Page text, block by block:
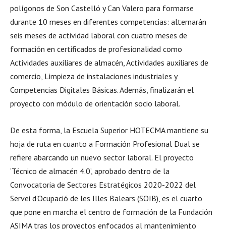
polígonos de Son Castelló y Can Valero para formarse
durante 10 meses en diferentes competencias: alternarán
seis meses de actividad laboral con cuatro meses de
formación en certificados de profesionalidad como
Actividades auxiliares de almacén, Actividades auxiliares de
comercio, Limpieza de instalaciones industriales y
Competencias Digitales Básicas. Además, finalizarán el
proyecto con módulo de orientación socio laboral.
De esta forma, la Escuela Superior HOTECMA mantiene su
hoja de ruta en cuanto a Formación Profesional Dual se
refiere abarcando un nuevo sector laboral. El proyecto
‘Técnico de almacén 4.0’, aprobado dentro de la
Convocatoria de Sectores Estratégicos 2020-2022 del
Servei d’Ocupació de les Illes Balears (SOIB), es el cuarto
que pone en marcha el centro de formación de la Fundación
ASIMA tras los proyectos enfocados al mantenimiento